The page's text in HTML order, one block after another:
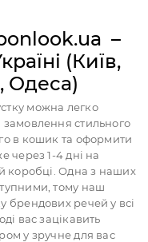
–
(Київ,
Одеса)
можна легко
стильного
в кошик та оформити
через 1-4 дні на
коробці. Одна з наших
тому наш
брендових речей у всі
вас зацікавить
у зручне для вас